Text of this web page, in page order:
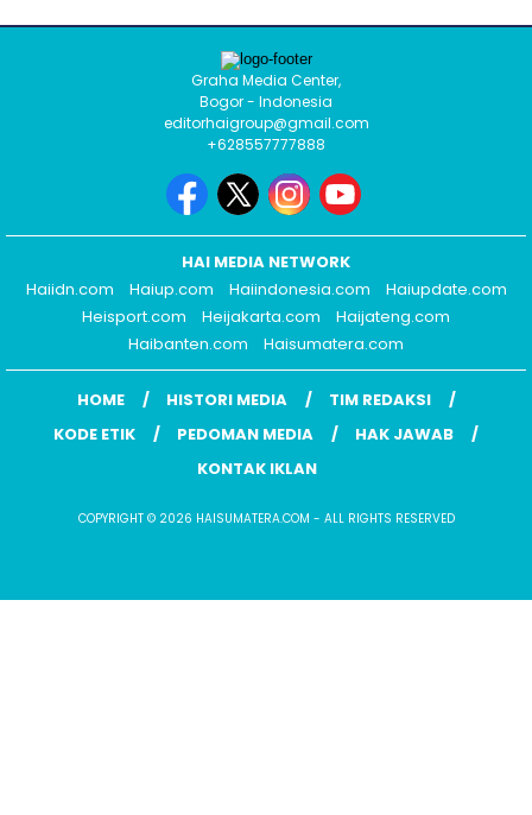
Graha Media Center,
Bogor - Indonesia
editorhaigroup@gmail.com
+628557777888
HAI MEDIA NETWORK
Haiidn.com
Haiup.com Haiindonesia.com
Haiupdate.com
Heisport.com
Heijakarta.com
Haijateng.com
Haibanten.com
Haisumatera.com
HOME HISTORI MEDIA
TIM REDAKSI
KODE ETIK
PEDOMAN MEDIA
HAK JAWAB
KONTAK IKLAN
COPYRIGHT © 2026 HAISUMATERA.COM - ALL RIGHTS RESERVED